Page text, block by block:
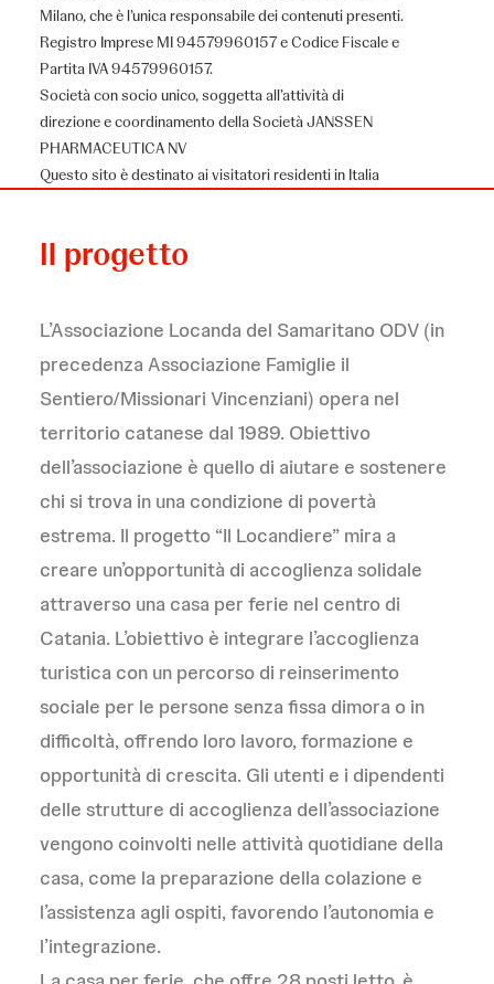
Milano, che è l’unica responsabile dei contenuti presenti.
Registro Imprese MI 94579960157 e Codice Fiscale e
Partita IVA 94579960157.
Società con socio unico, soggetta all’attività di
direzione e coordinamento della Società JANSSEN
PHARMACEUTICA NV
Questo sito è destinato ai visitatori residenti in Italia
Catania 2024
Associazione
Associazione Locanda del Samaritano
Il progetto
L’Associazione Locanda del Samaritano ODV (in
precedenza Associazione Famiglie il
Sentiero/Missionari Vincenziani) opera nel
territorio catanese dal 1989. Obiettivo
dell’associazione è quello di aiutare e sostenere
chi si trova in una condizione di povertà
estrema. Il progetto “Il Locandiere” mira a
creare un’opportunità di accoglienza solidale
attraverso una casa per ferie nel centro di
Catania. L’obiettivo è integrare l’accoglienza
turistica con un percorso di reinserimento
sociale per le persone senza fissa dimora o in
difficoltà, offrendo loro lavoro, formazione e
opportunità di crescita. Gli utenti e i dipendenti
delle strutture di accoglienza dell’associazione
vengono coinvolti nelle attività quotidiane della
casa, come la preparazione della colazione e
l’assistenza agli ospiti, favorendo l’autonomia e
l’integrazione.